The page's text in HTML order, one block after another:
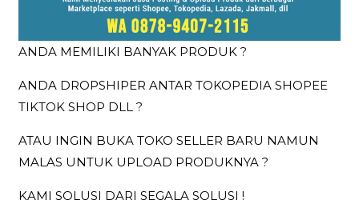
ANDA MEMILIKI BANYAK PRODUK ?
ANDA DROPSHIPER ANTAR TOKOPEDIA SHOPEE
TIKTOK SHOP DLL ?
ATAU INGIN BUKA TOKO SELLER BARU NAMUN
MALAS UNTUK UPLOAD PRODUKNYA ?
KAMI SOLUSI DARI SEGALA SOLUSI !